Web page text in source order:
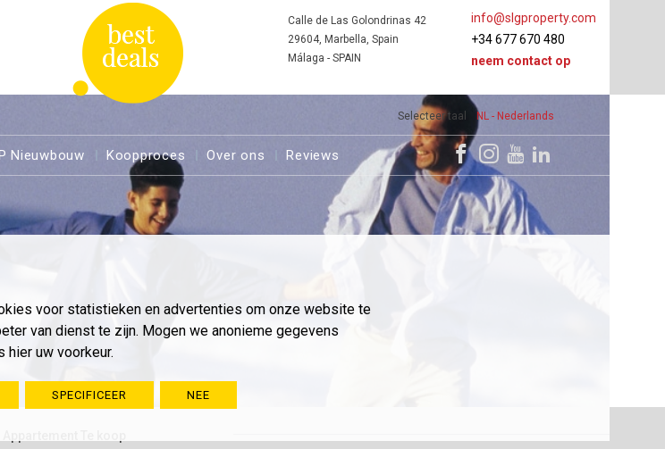
voor statistieken en advertenties om onze website te
van dienst te zijn. Mogen we anonieme gegevens
hier uw voorkeur.
SPECIFICEER NEE
Selecteer taal NL - Nederlands
info@slgproperty.com
+34 677 670 480
neem contact op
Calle de Las Golondrinas 42
29604, Marbella, Spain
Málaga - SPAIN
Nieuwbouw Koopproces Over ons Reviews